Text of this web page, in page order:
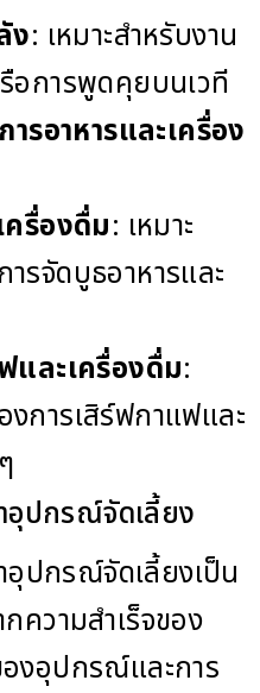
ง: เหมาะสำหรับงาน
อการพูดคุยบนเวที
รอาหารและเครื่อง
ครื่องดื่ม: เหมาะ
รจัดบูธอาหารและ
และเครื่องดื่ม:
การเสิร์ฟกาแฟและ
อุปกรณ์จัดเลี้ยง
อุปกรณ์จัดเลี้ยงเป็น
ความสำเร็จของ
งอุปกรณ์และการ